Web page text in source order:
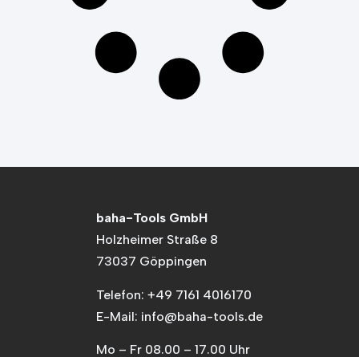
baha-Tools GmbH
Holzheimer Straße 8
73037 Göppingen
Telefon: +49 7161 4016170
E-Mail: info@baha-tools.de
Mo – Fr 08.00 – 17.00 Uhr